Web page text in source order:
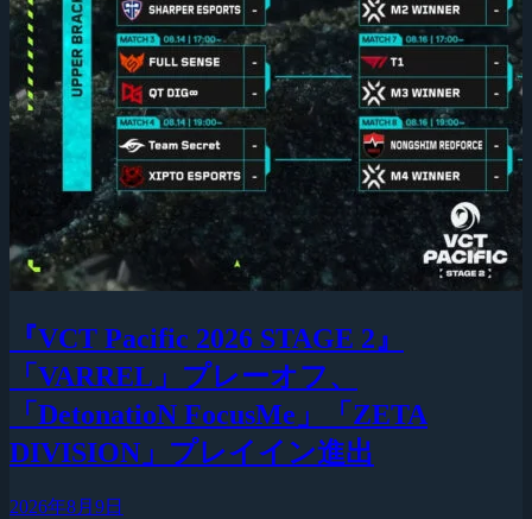
『VCT Pacific 2026 STAGE 2』
「VARREL」プレーオフ、
「DetonatioN FocusMe」「ZETA
DIVISION」プレイイン進出
2026年8月9日